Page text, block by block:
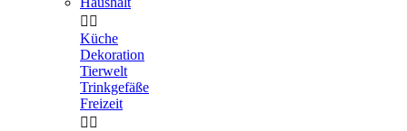
 
Küche
Dekoration
Tierwelt
Trinkgefäße
Freizeit
 